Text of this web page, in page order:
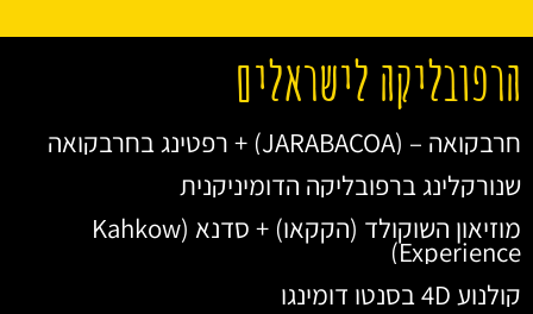
הרפובליקה לישראלים
חרבקואה – (JARABACOA) + רפטינג בחרבקואה
שנורקלינג ברפובליקה הדומיניקנית
מוזיאון השוקולד (הקקאו) + סדנא (Kahkow
Experience)
קולנוע 4D בסנטו דומינגו